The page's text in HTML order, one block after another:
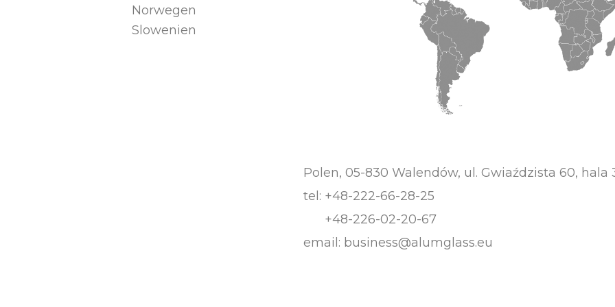
Norwegen
Slowenien
Polen, 05-830 Walendów, ul. Gwiaździsta 60, hala
tel: +48-222-66-28-25
+48-226-02-20-67
email: business@alumglass.eu